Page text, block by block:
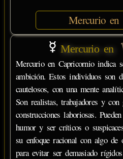
Mercurio en
Mercurio en
Mercurio en Capricornio indica
ambición. Estos individuos son
cautelosos, con una mente
Son realistas, trabajadores y con
construcciones laboriosas.
humor y ser críticos o
su enfoque racional con algo
para evitar ser demasiado